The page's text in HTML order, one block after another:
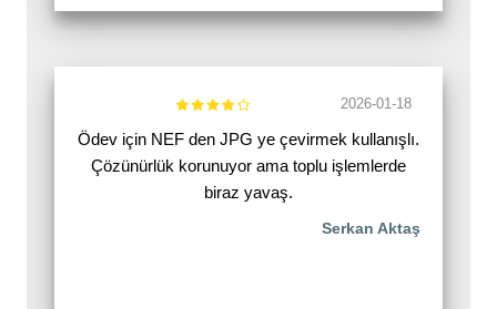
2026-01-18
Ödev için NEF den JPG ye çevirmek kullanışlı.
Çözünürlük korunuyor ama toplu işlemlerde
biraz yavaş.
Serkan Aktaş